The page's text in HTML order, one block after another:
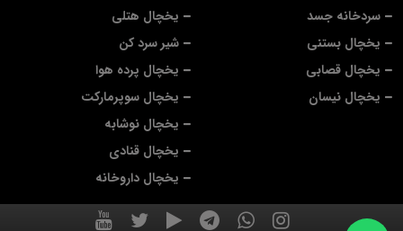
یخچال هتلی
شیر سرد کن
یخچال پرده هوا
یخچال سوپرمارکت
یخچال نوشابه
یخچال قنادی
یخچال داروخانه
سردخانه جسد
یخچال بستنی
یخچال قصابی
یخچال نیسان